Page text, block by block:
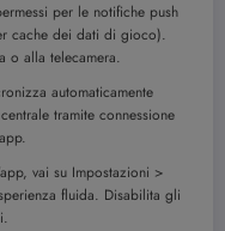
per le notifiche push
cache dei dati di gioco).
o alla telecamera.
automaticamente
tramite connessione
vai su Impostazioni >
fluida. Disabilita gli